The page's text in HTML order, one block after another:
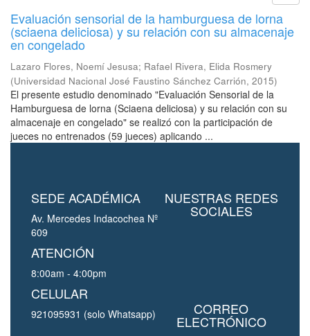
Evaluación sensorial de la hamburguesa de lorna
(sciaena deliciosa) y su relación con su almacenaje
en congelado
Lazaro Flores, Noemí Jesusa; Rafael Rivera, Elida Rosmery
(Universidad Nacional José Faustino Sánchez Carrión, 2015)
El presente estudio denominado "Evaluación Sensorial de la
Hamburguesa de lorna (Sciaena deliciosa) y su relación con su
almacenaje en congelado" se realizó con la participación de
jueces no entrenados (59 jueces) aplicando ...
SEDE ACADÉMICA
Av. Mercedes Indacochea Nº
609
ATENCIÓN
8:00am - 4:00pm
CELULAR
921095931 (solo Whatsapp)
NUESTRAS REDES
SOCIALES
CORREO
ELECTRÓNICO